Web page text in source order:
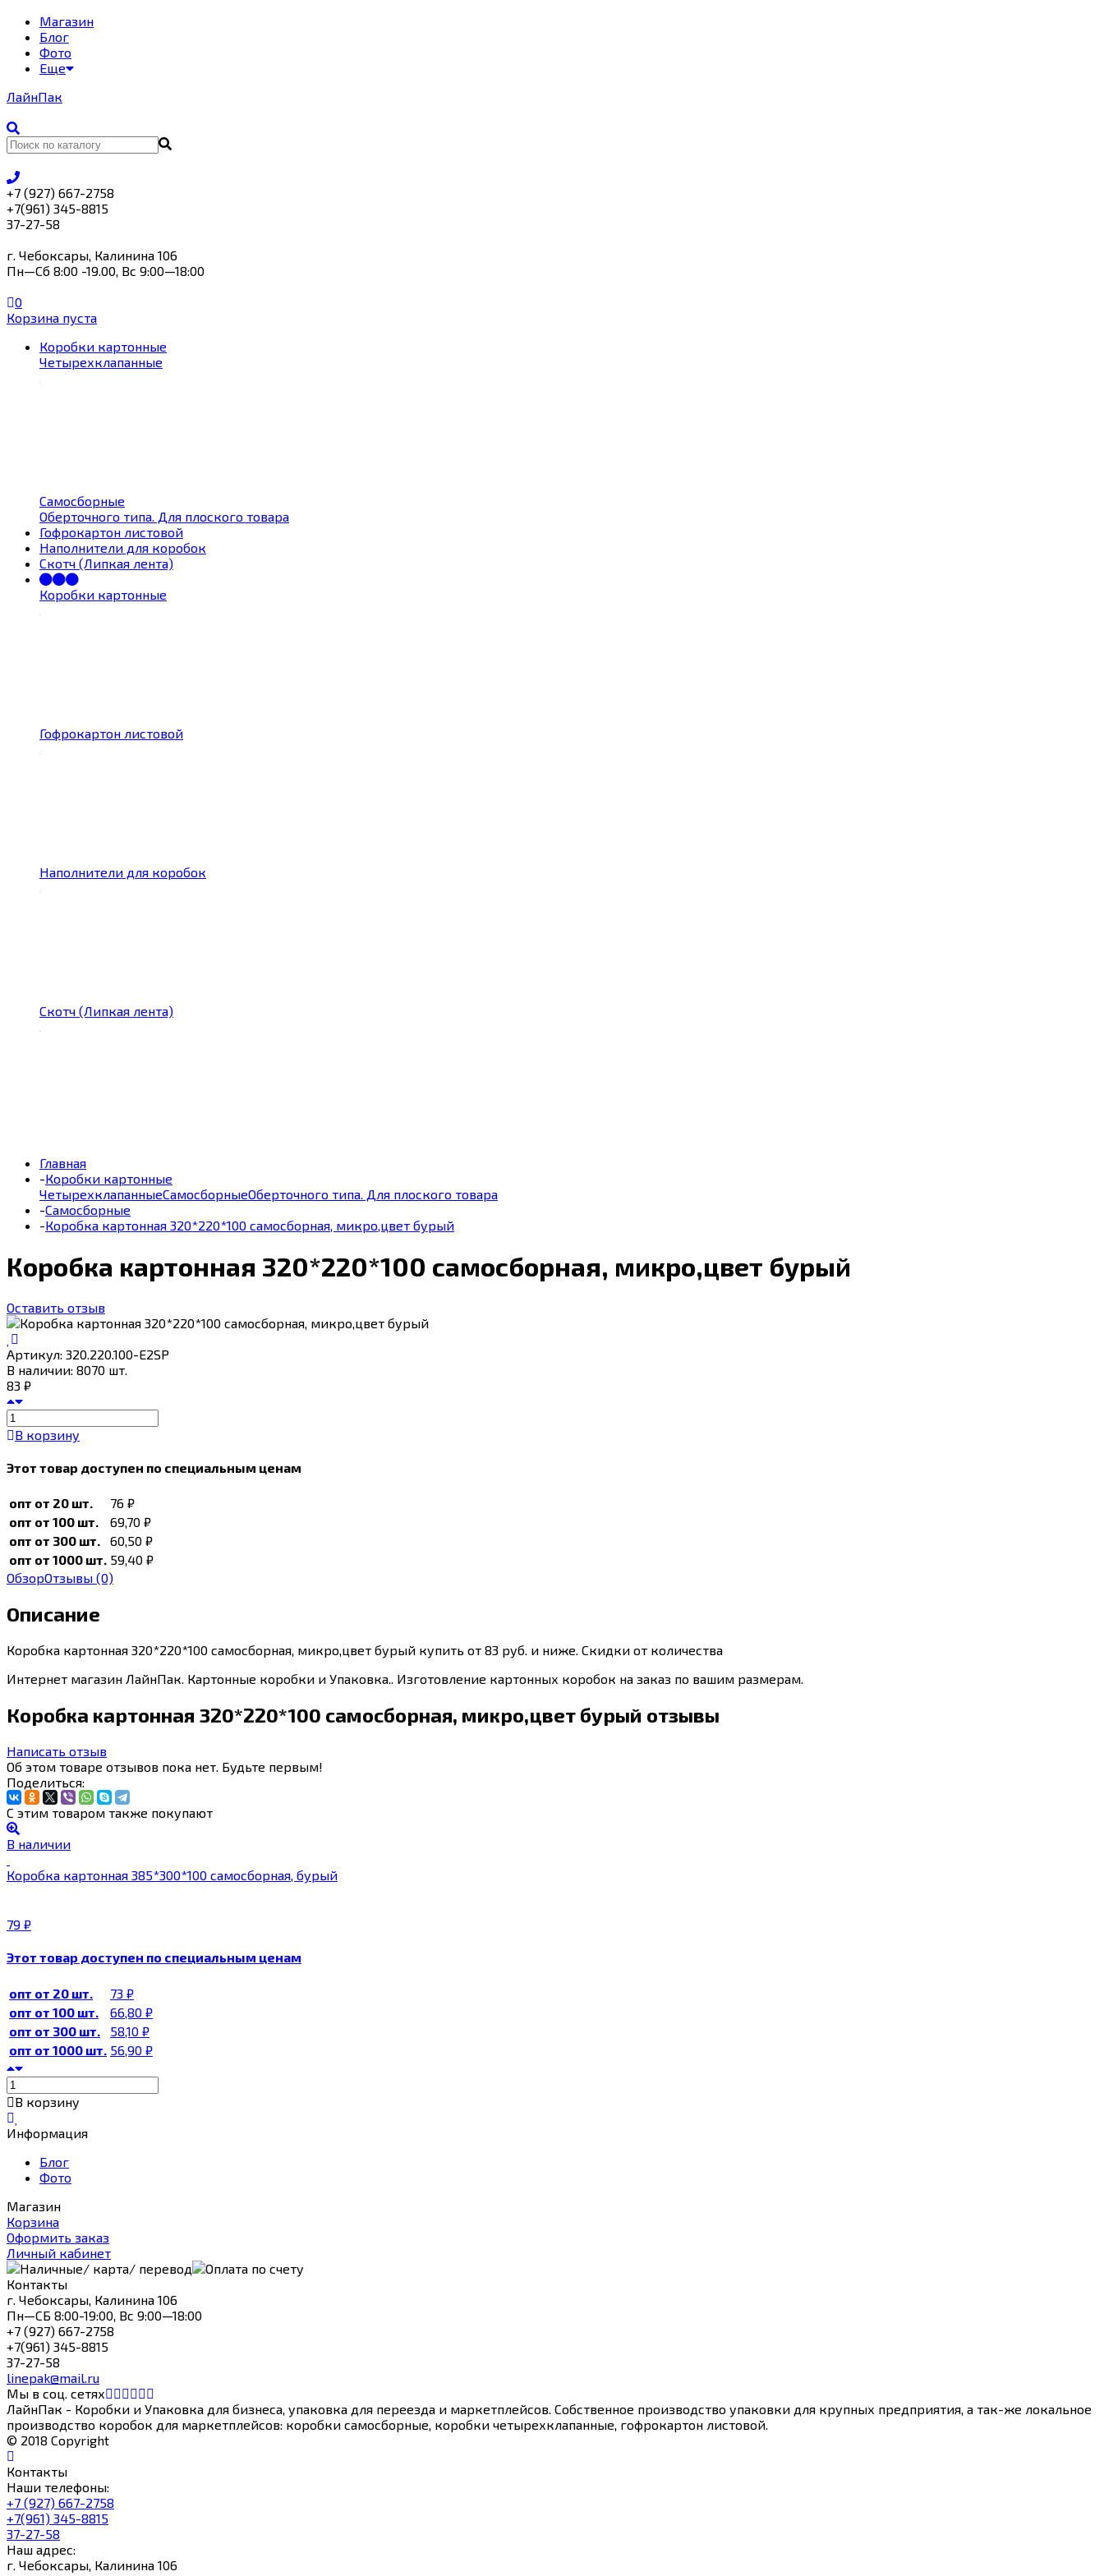
Магазин
Блог
Фото
Еще
ЛайнПак
+7 (927) 667-2758
+7(961) 345-8815
37-27-58
г. Чебоксары, Калинина 106
Пн—Сб 8:00 -19.00, Вс 9:00—18:00
0
Корзина пуста
Коробки картонные
Четырехклапанные
Самосборные
Оберточного типа. Для плоского товара
Гофрокартон листовой
Наполнители для коробок
Скотч (Липкая лента)
Коробки картонные
Гофрокартон листовой
Наполнители для коробок
Скотч (Липкая лента)
Главная
-Коробки картонные
ЧетырехклапанныеСамосборныеОберточного типа. Для плоского товара
-Самосборные
-Коробка картонная 320*220*100 самосборная, микро,цвет бурый
Коробка картонная 320*220*100 самосборная, микро,цвет бурый
Оставить отзыв
Артикул: 320.220.100-E2SP
В наличии: 8070 шт.
83 ₽
В корзину
Этот товар доступен по специальным ценам
опт от 20 шт. 76 ₽
опт от 100 шт.
69,70 ₽
опт от 300 шт.
60,50 ₽
опт от 1000 шт. 59,40 ₽
ОбзорОтзывы (0)
Описание
Коробка картонная 320*220*100 самосборная, микро,цвет бурый купить от 83 руб. и ниже. Скидки от количества
Интернет магазин ЛайнПак. Картонные коробки и Упаковка.. Изготовление картонных коробок на заказ по вашим размерам.
Коробка картонная 320*220*100 самосборная, микро,цвет бурый отзывы
Написать отзыв
Об этом товаре отзывов пока нет. Будьте первым!
Поделиться:
С этим товаром также покупают
В наличии
Коробка картонная 385*300*100 самосборная, бурый
79 ₽
Этот товар доступен по специальным ценам
опт от 20 шт. 73 ₽
опт от 100 шт.
66,80 ₽
опт от 300 шт.
58,10 ₽
опт от 1000 шт. 56,90 ₽
В корзину
Информация
Блог
Фото
Магазин
Корзина
Оформить заказ
Личный кабинет
Контакты
г. Чебоксары, Калинина 106
Пн—СБ 8:00-19:00, Вс 9:00—18:00
+7 (927) 667-2758
+7(961) 345-8815
37-27-58
linepak@mail.ru
Мы в соц. сетях
ЛайнПак - Коробки и Упаковка для бизнеса, упаковка для переезда и маркетплейсов. Собственное производство упаковки для крупных предприятия, а так-же локальное
производство коробок для маркетплейсов: коробки самосборные, коробки четырехклапанные, гофрокартон листовой.
© 2018 Copyright
Контакты
Наши телефоны:
+7 (927) 667-2758
+7(961) 345-8815
37-27-58
Наш адрес:
г. Чебоксары, Калинина 106